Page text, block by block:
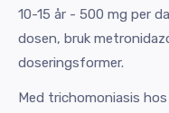
10-15 år - 500 mg per
dosen, bruk
doseringsformer.
Med trichomoniasis